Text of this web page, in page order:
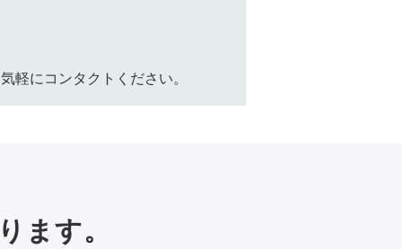
軽にコンタクトください。
ます。